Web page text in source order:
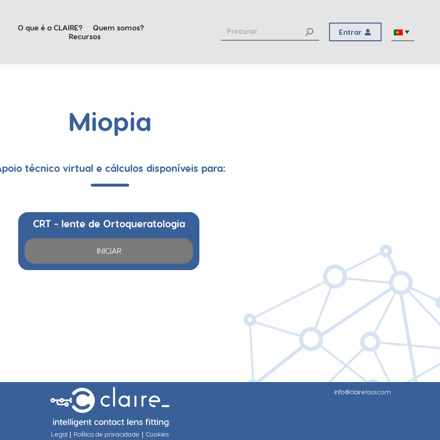
O que é a CLAIRE?
Quem somos?
Recursos
Entrar
Miopia
técnico virtual e cálculos disponíveis para:
CRT - lente de Ortoqueratologia
INICIAR
Legal| Política de privacidade | Cookies
info@clairetool.com